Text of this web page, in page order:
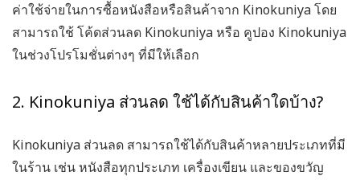
ค่าใช้จ่ายในการซื้อหนังสือหรือสินค้าจาก Kinokuniya โดย
สามารถใช้ โค้ดส่วนลด Kinokuniya หรือ คูปอง Kinokuniya
ในช่วงโปรโมชั่นต่างๆ ที่มีให้เลือก
2. Kinokuniya ส่วนลด ใช้ได้กับสินค้าใดบ้าง?
Kinokuniya ส่วนลด สามารถใช้ได้กับสินค้าหลายประเภทที่มี
ในร้าน เช่น หนังสือทุกประเภท เครื่องเขียน และของขวัญ